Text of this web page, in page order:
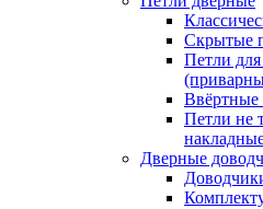
Скрытые
Петли для
Ввёртные
Петли не
Дверные